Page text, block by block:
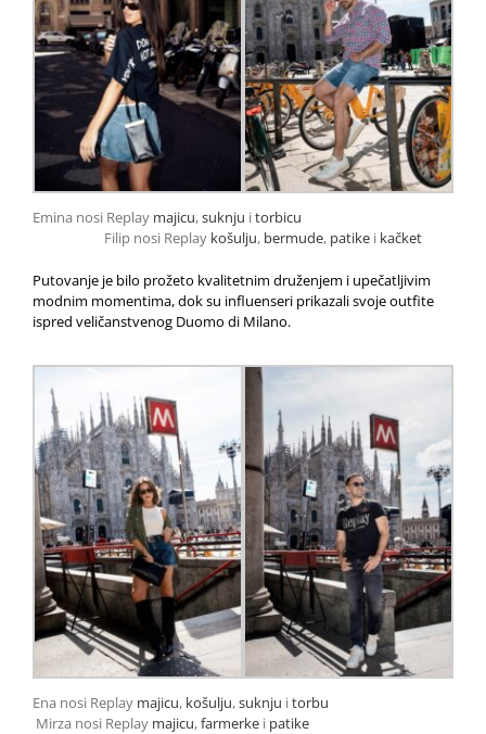
Emina nosi Replay majicu,suknju itorbicu
Filip nosi Replay košulju, bermude, patike i kačket
Putovanje je bilo prožeto kvalitetnim druženjem i upečatljivim
modnim momentima, dok su influenseri prikazali svoje outfite
ispred veličanstvenog Duomo di Milano.
Ena nosi Replay majicu, košulju,suknju itorbu
Mirza nosi Replay majicu,farmerke i patike